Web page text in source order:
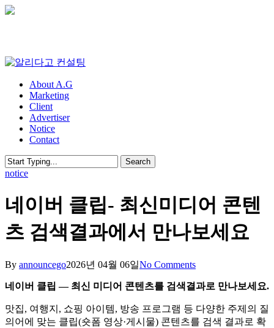
content
Menu
About A.G
Marketing
Client
Advertiser
Notice
Contact
Search
Close
notice
네이버 클립- 최신미디어 콘텐
츠 검색결과에서 만나보세요
By announcego2026년 04월 06일No Comments
네이버 클립 — 최신 미디어 콘텐츠를 검색결과로 만나보세요.
맛집, 여행지, 쇼핑 아이템, 방송 프로그램 등 다양한 주제의 질
의어에 맞는 클립(숏폼 영상·게시물) 콘텐츠를 검색 결과로 확